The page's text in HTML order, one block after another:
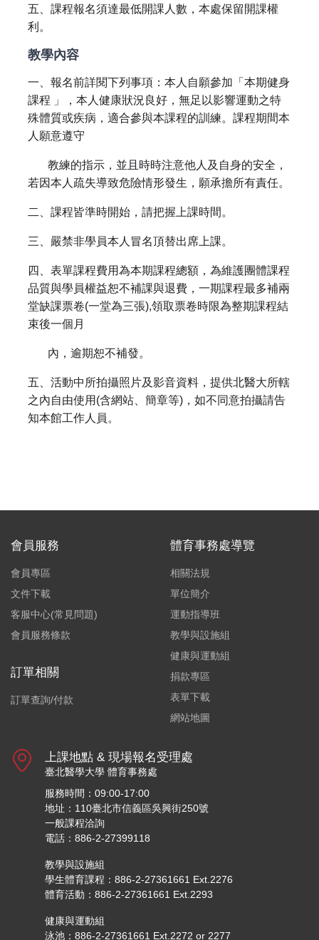
五、課程報名須達最低開課人數，本處保留開課權
利。
教學內容
一、報名前詳閱下列事項：本人自願參加「本期健身
課程 」，本人健康狀況良好，無足以影響運動之特
殊體質或疾病，適合參與本課程的訓練。課程期間本
人願意遵守
教練的指示，並且時時注意他人及自身的安全，
若因本人疏失導致危險情形發生，願承擔所有責任。
二、課程皆準時開始，請把握上課時間。
三、嚴禁非學員本人冒名頂替出席上課。
四、表單課程費用為本期課程總額，為維護團體課程
品質與學員權益恕不補課與退費，一期課程最多補兩
堂缺課票卷(一堂為三張),領取票卷時限為整期課程結
束後一個月
內，逾期恕不補發。
五、活動中所拍攝照片及影音資料，提供北醫大所轄
之內自由使用(含網站、簡章等)，如不同意拍攝請告
知本館工作人員。
會員服務
會員專區
文件下載
客服中心(常見問題)
會員服務條款
訂單相關
訂單查詢/付款
體育事務處導覽
相關法規
單位簡介
運動指導班
教學與設施組
健康與運動組
捐款專區
表單下載
網站地圖
上課地點 & 現場報名受理處
臺北醫學大學 體育事務處
服務時間：09:00-17:00
地址：110臺北市信義區吳興街250號
一般課程洽詢
電話：886-2-27399118
教學與設施組
學生體育課程：886-2-27361661 Ext.2276
體育活動：886-2-27361661 Ext.2293
健康與運動組
泳池：886-2-27361661 Ext.2272 or 2277